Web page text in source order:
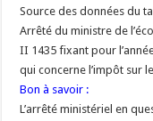
Source des données du
Arrêté du ministre de
II 1435 fixant pour
qui concerne l’impôt sur
Bon à savoir :
L’arrêté ministériel en